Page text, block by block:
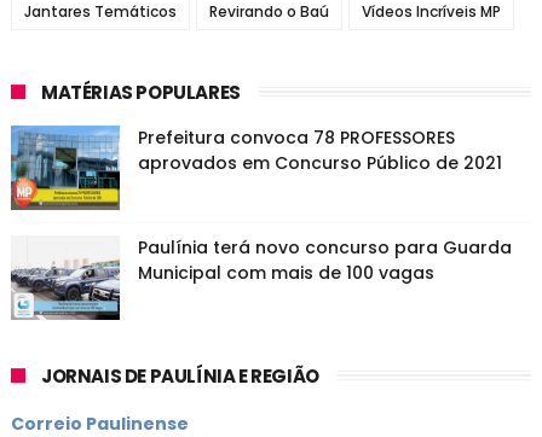
Jantares Temáticos Revirando o Baú Vídeos Incríveis MP
MATÉRIAS POPULARES
Prefeitura convoca 78 PROFESSORES
aprovados em Concurso Público de 2021
Paulínia terá novo concurso para Guarda
Municipal com mais de 100 vagas
JORNAIS DE PAULÍNIA E REGIÃO
Correio Paulinense